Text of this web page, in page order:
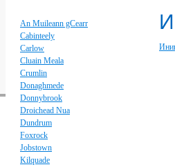
An Muileann gCearr
Cabinteely
Carlow
Cluain Meala
Crumlin
Donaghmede
Donnybrook
Droichead Nua
Dundrum
Foxrock
Jobstown
Kilquade
И